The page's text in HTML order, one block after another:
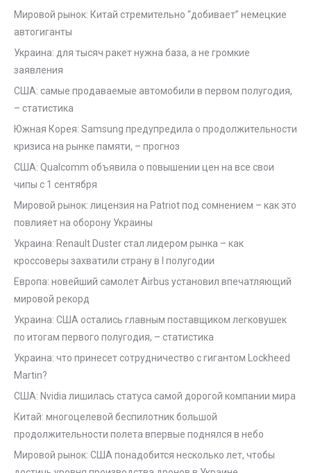
Мировой рынок: Китай стремительно “добивает” немецкие
автогиганты
Украина: для тысяч ракет нужна база, а не громкие
заявления
США: самые продаваемые автомобили в первом полугодия,
– статистика
Южная Корея: Samsung предупредила о продолжительности
кризиса на рынке памяти, – прогноз
США: Qualcomm объявила о повышении цен на все свои
чипы с 1 сентября
Мировой рынок: лицензия на Patriot под сомнением – как это
повлияет на оборону Украины
Украина: Renault Duster стал лидером рынка – как
кроссоверы захватили страну в I полугодии
Европа: новейший самолет Airbus установил впечатляющий
мировой рекорд
Украина: США остались главным поставщиком легковушек
по итогам первого полугодия, – статистика
Украина: что принесет сотрудничество с гигантом Lockheed
Martin?
США: Nvidia лишилась статуса самой дорогой компании мира
Китай: многоцелевой беспилотник большой
продолжительности полета впервые поднялся в небо
Мировой рынок: США понадобится несколько лет, чтобы